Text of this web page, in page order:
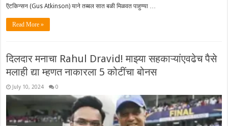
ऍटकिन्सन (Gus Atkinson) याने तब्बल सात बळी मिळवत पाहुण्या …
Read More »
दिलदार मनाचा Rahul Dravid! माझ्या सहकाऱ्यांएवढेच पैसे
मलाही द्या म्हणत नाकारला 5 कोटींचा बोनस
July 10, 2024 0